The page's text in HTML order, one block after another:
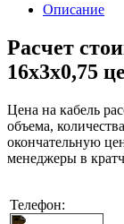
Описание
Расчет
16х3х0,75
Цена на кабель
объема,
окончательную
менеджеры в
Телефон: